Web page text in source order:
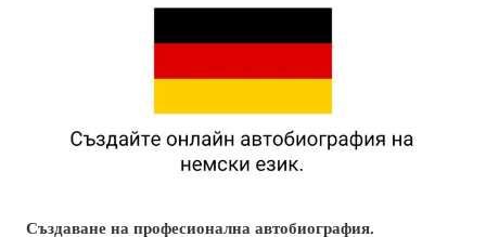
Създаване на професионална автобиография.